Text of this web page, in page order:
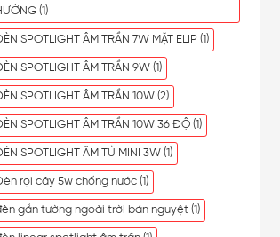
(1)
SPOTLIGHT ÂM TRẦN 7W MẶT ELIP (1)
SPOTLIGHT ÂM TRẦN 9W (1)
SPOTLIGHT ÂM TRẦN 10W (2)
SPOTLIGHT ÂM TRẦN 10W 36 ĐỘ (1)
SPOTLIGHT ÂM TỦ MINI 3W (1)
rọi cây 5w chống nước (1)
gắn tường ngoài trời bán nguyệt (1)